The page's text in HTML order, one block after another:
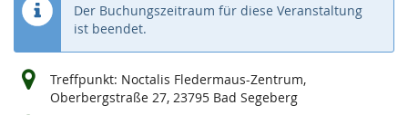
Der Buchungszeitraum für diese Veranstaltung
ist beendet.
Treffpunkt: Noctalis Fledermaus-Zentrum,
Oberbergstraße 27, 23795 Bad Segeberg